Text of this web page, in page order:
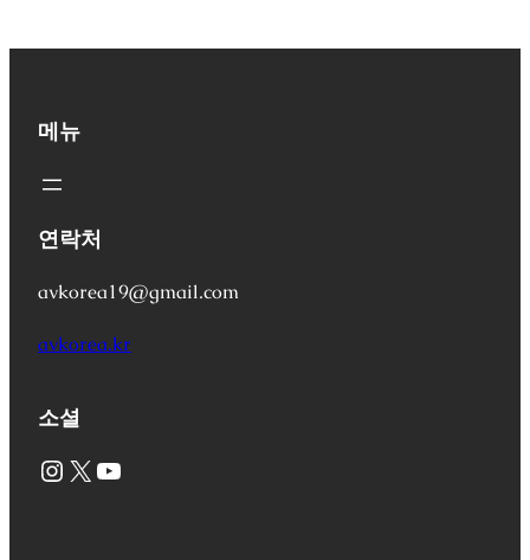
메뉴
연락처
avkorea19@gmail.com
avkorea.kr
소셜
Instagram X YouTube